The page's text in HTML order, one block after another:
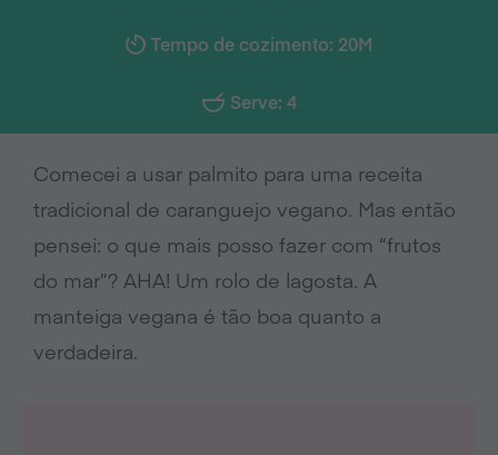
Tempo de cozimento: 20M
Serve: 4
Comecei a usar palmito para uma receita
tradicional de caranguejo vegano. Mas então
pensei: o que mais posso fazer com “frutos
do mar”? AHA! Um rolo de lagosta. A
manteiga vegana é tão boa quanto a
verdadeira.